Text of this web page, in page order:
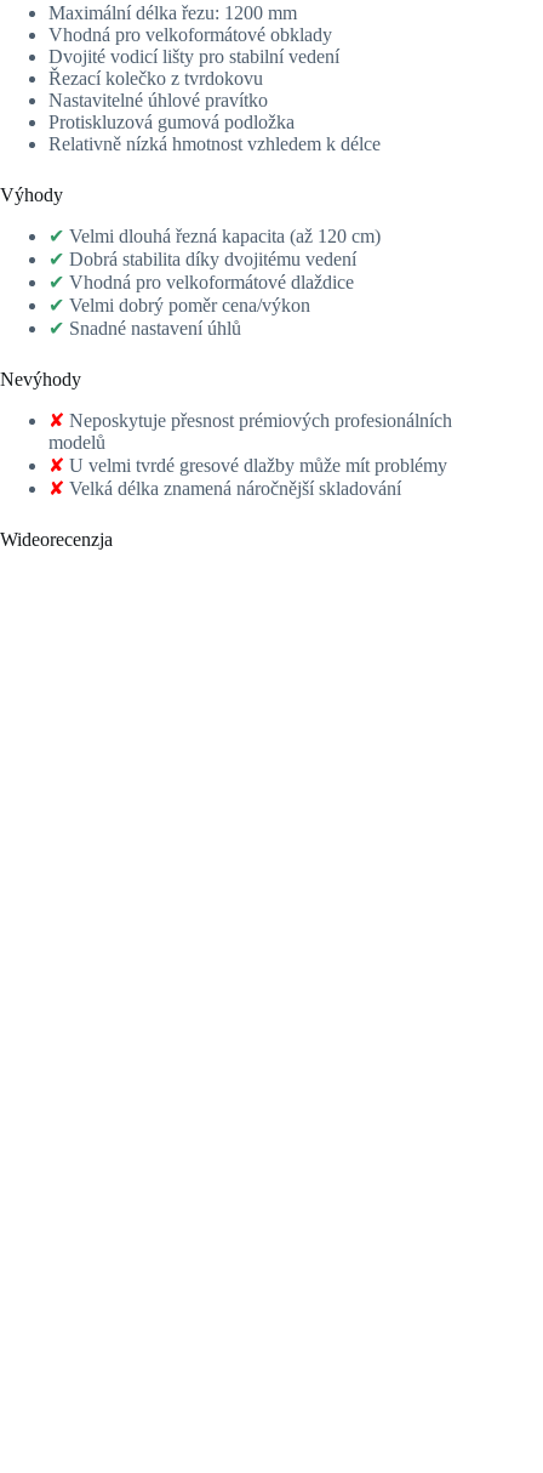
Maximální délka řezu: 1200 mm
Vhodná pro velkoformátové obklady
Dvojité vodicí lišty pro stabilní vedení
Řezací kolečko z tvrdokovu
Nastavitelné úhlové pravítko
Protiskluzová gumová podložka
Relativně nízká hmotnost vzhledem k délce
Výhody
✔ Velmi dlouhá řezná kapacita (až 120 cm)
✔ Dobrá stabilita díky dvojitému vedení
✔ Vhodná pro velkoformátové dlaždice
✔ Velmi dobrý poměr cena/výkon
✔ Snadné nastavení úhlů
Nevýhody
✘ Neposkytuje přesnost prémiových profesionálních
modelů
✘ U velmi tvrdé gresové dlažby může mít problémy
✘ Velká délka znamená náročnější skladování
Wideorecenzja